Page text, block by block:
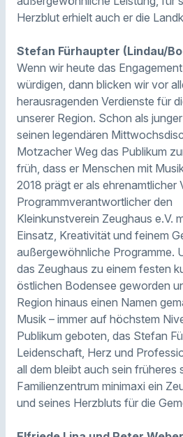
Herzblut erhielt auch er die
Stefan Fürhaupter (Lindau/
Wenn wir heute das
würdigen, dann blicken wir vor
herausragenden Verdienste für
unserer Region. Schon als
seinen legendären
Motzacher Weg das Publikum
früh, dass er Menschen mit
2018 prägt er als ehrenamtlicher
Programmverantwortlicher den
Kleinkunstverein Zeughaus e.V.
Einsatz, Kreativität und feinem
außergewöhnliche Programme.
das Zeughaus zu einem festen
östlichen Bodensee geworden
Region hinaus einen Namen
Musik – immer auf höchstem
Publikum geboten, das Stefan
Leidenschaft, Herz und
all dem bleibt auch sein früheres
Familienzentrum minimaxi ein
und seines Herzbluts für die